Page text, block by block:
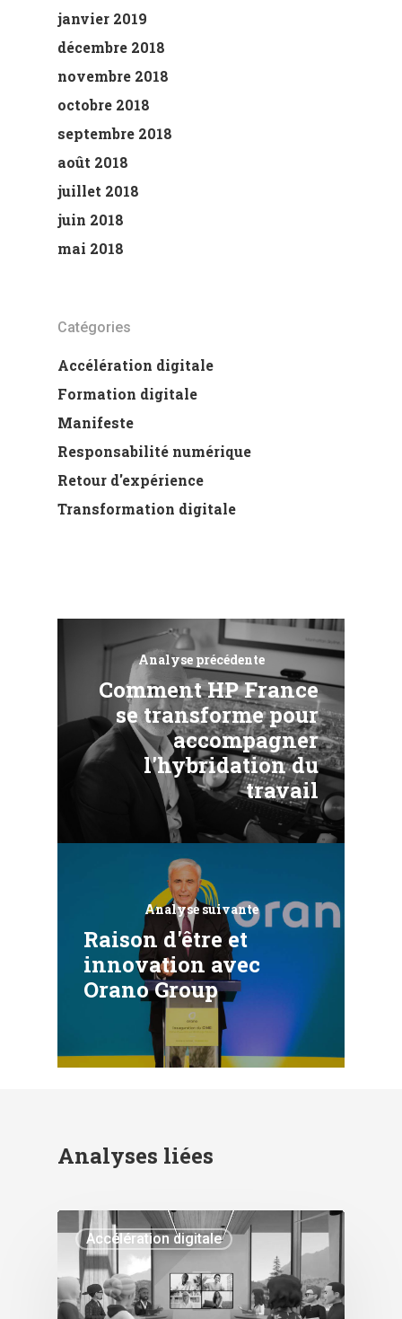
janvier 2019
décembre 2018
novembre 2018
octobre 2018
septembre 2018
août 2018
juillet 2018
juin 2018
mai 2018
Catégories
Accélération digitale
Formation digitale
Manifeste
Responsabilité numérique
Retour d'expérience
Transformation digitale
Analyse précédente
Comment HP France
se transforme pour
accompagner
l'hybridation du
travail
Analyse suivante
Raison d'être et
innovation avec
Orano Group
Analyses liées
Accélération digitale